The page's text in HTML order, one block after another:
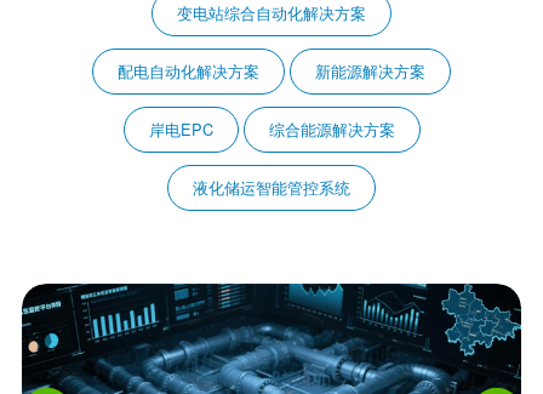
变电站综合自动化解决方案
配电自动化解决方案 新能源解决方案
岸电EPC 综合能源解决方案
液化储运智能管控系统